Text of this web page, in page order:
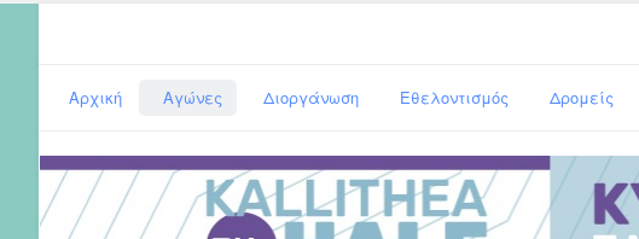
Αρχική Αγώνες Διοργάνωση Εθελοντισμός Δρομείς